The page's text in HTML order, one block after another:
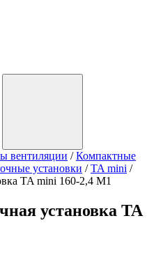
вентиляции / Компактные
установки / TA mini /
TA mini 160-2,4 M1
установка TA